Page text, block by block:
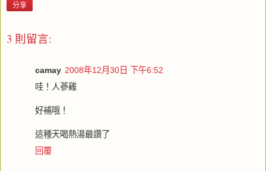
分享
3 則留言:
camay 2008年12月30日 下午6:52
哇！人蔘雞
好補哦！
這種天喝熱湯最讚了
回覆